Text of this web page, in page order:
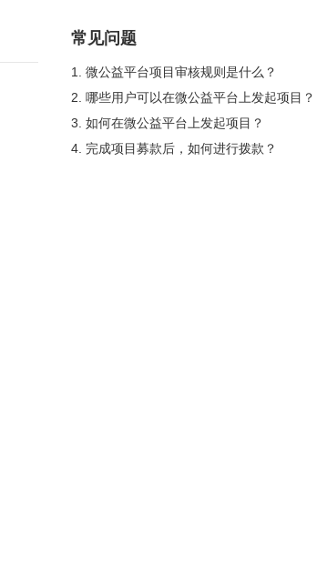
常见问题
1. 微公益平台项目审核规则是什么？
2. 哪些用户可以在微公益平台上发起项目？
3. 如何在微公益平台上发起项目？
4. 完成项目募款后，如何进行拨款？